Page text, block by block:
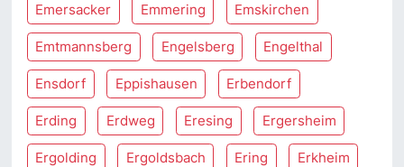
Emersacker Emmering Emskirchen
Emtmannsberg Engelsberg Engelthal
Ensdorf Eppishausen Erbendorf
Erding Erdweg Eresing Ergersheim
Ergolding Ergoldsbach Ering Erkheim